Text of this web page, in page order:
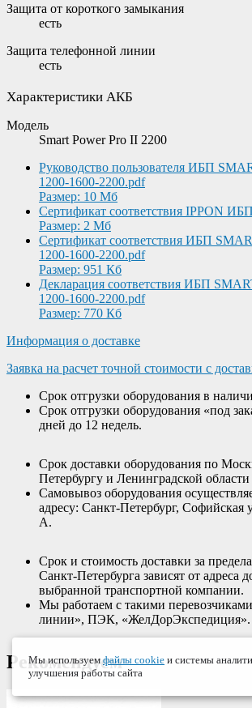
Защита от короткого замыкания
есть
Защита телефонной линии
есть
Характеристики АКБ
Модель
Smart Power Pro II 2200
Руководство пользователя ИБП
1200-1600-2200.pdf
Размер: 10 Мб
Сертификат соответствия IPPON
Размер: 2 Мб
Сертификат соответствия ИБП
1200-1600-2200.pdf
Размер: 951 Кб
Декларация соответствия ИБП
1200-1600-2200.pdf
Размер: 770 Кб
Информация о доставке
Заявка на расчет точной стоимости с
Срок отгрузки оборудования в
Срок отгрузки оборудования «под
дней до 12 недель.
Срок доставки оборудования по
Петербургу и Ленинградской области
Самовывоз оборудования
адресу: Санкт-Петербург, Софийская
А.
Срок и стоимость доставки за
Санкт-Петербурга зависят от адреса
выбранной транспортной компании.
Мы работаем с такими
линии», ПЭК, «ЖелДорЭкспедиция».
Рекомендуем
Мы используемфайлы cookie и системы
улучшения работы сайта